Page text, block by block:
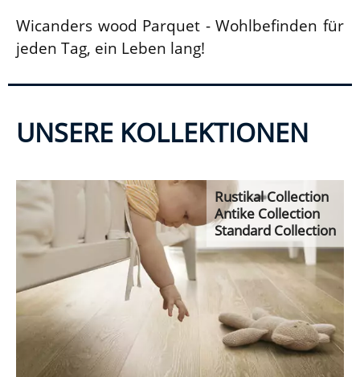
Wicanders wood Parquet - Wohlbefinden für
jeden Tag, ein Leben lang!
UNSERE KOLLEKTIONEN
Rustikal Collection
Antike Collection
Standard Collection